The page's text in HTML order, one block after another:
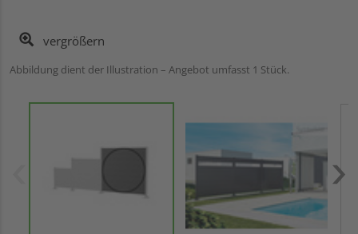
vergrößern
Abbildung dient der Illustration – Angebot umfasst 1 Stück.